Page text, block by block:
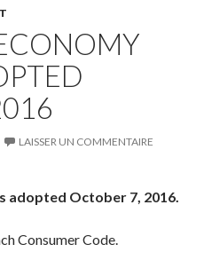
LAISSER UN COMMENTAIRE
adopted October 7, 2016.
Consumer Code.